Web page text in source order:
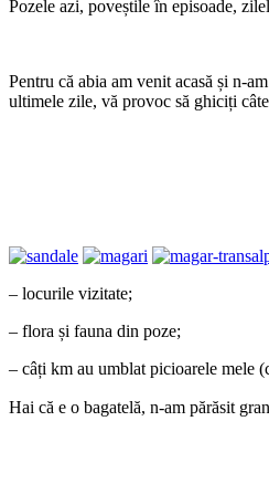
Pozele azi, poveștile în episoade,
Pentru că abia am venit acasă și n-
ultimele zile, vă provoc să ghiciți
– locurile vizitate;
– flora și fauna din poze;
– câți km au umblat picioarele mele
Hai că e o bagatelă, n-am părăsit